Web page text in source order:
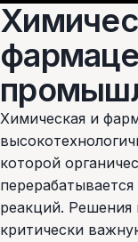
Химическая и
которой
реакций. Решения
критически